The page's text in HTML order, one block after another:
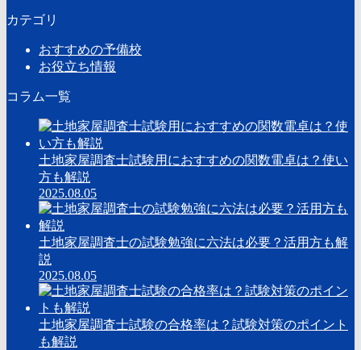
カテゴリ
おすすめの予備校
お役立ち情報
コラム一覧
土地家屋調査士試験用におすすめの関数電卓は？使い
方も解説
2025.08.05
土地家屋調査士の試験勉強に六法は必要？活用方も解
説
2025.08.05
土地家屋調査士試験の合格率は？試験対策のポイント
も解説